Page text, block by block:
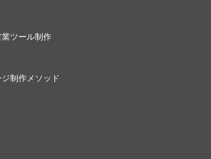
ツール制作
制作メソッド